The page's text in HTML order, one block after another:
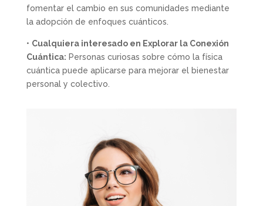
fomentar el cambio en sus comunidades mediante
la adopción de enfoques cuánticos.
• Cualquiera interesado en Explorar la Conexión
Cuántica: Personas curiosas sobre cómo la física
cuántica puede aplicarse para mejorar el bienestar
personal y colectivo.